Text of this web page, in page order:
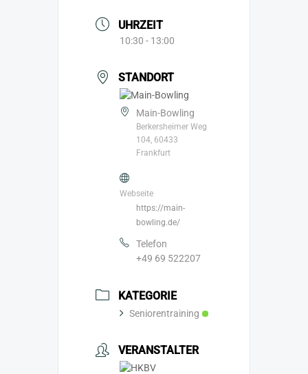
UHRZEIT
10:30 - 13:00
STANDORT
Main-Bowling
Berkersheimer Weg
104, 60433
Frankfurt
Webseite
https://main-
bowling.de/
Telefon
+49 69 522207
KATEGORIE
Seniorentraining
VERANSTALTER